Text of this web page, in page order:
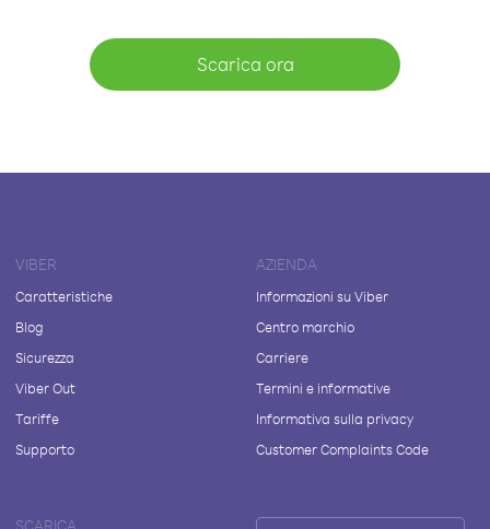
Scarica ora
VIBER
Caratteristiche
Blog
Sicurezza
Viber Out
Tariffe
Supporto
AZIENDA
Informazioni su Viber
Centro marchio
Carriere
Termini e informative
Informativa sulla privacy
Customer Complaints Code
SCARICA